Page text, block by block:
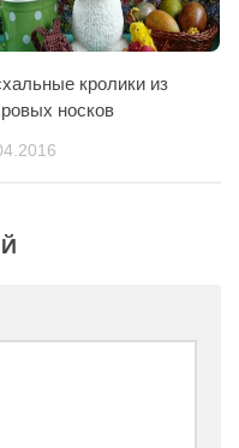
кролики из
носков